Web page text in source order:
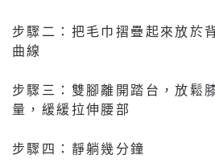
步驟二：把毛巾摺疊起來放於
曲線
步驟三：雙腳離開踏台，放鬆
量，緩緩拉伸腰部
步驟四：靜躺幾分鐘